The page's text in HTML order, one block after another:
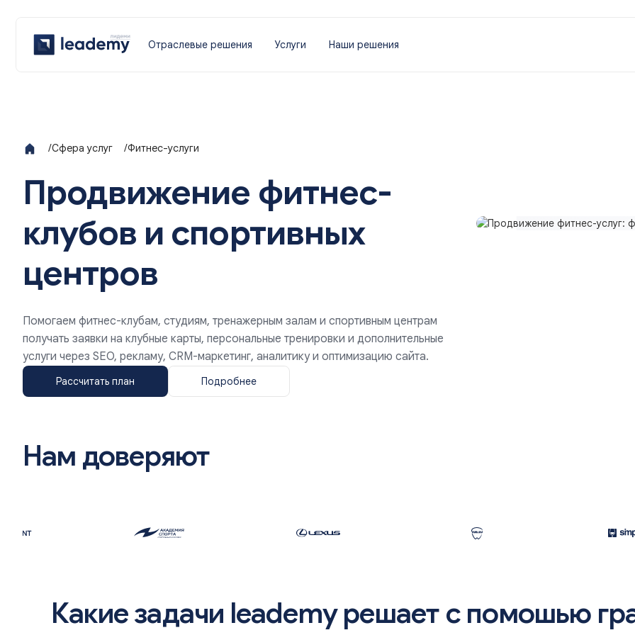
Отраслевые решения Услуги Наши решения
/Сфера услуг /Фитнес-услуги
Продвижение фитнес-
клубов и спортивных
центров
Помогаем фитнес-клубам, студиям, тренажерным залам и спортивным центрам
получать заявки на клубные карты, персональные тренировки и дополнительные
услуги через SEO, рекламу, CRM-маркетинг, аналитику и оптимизацию сайта.
Рассчитать план Подробнее
Нам доверяют
Какие задачи leademy решает с помошью